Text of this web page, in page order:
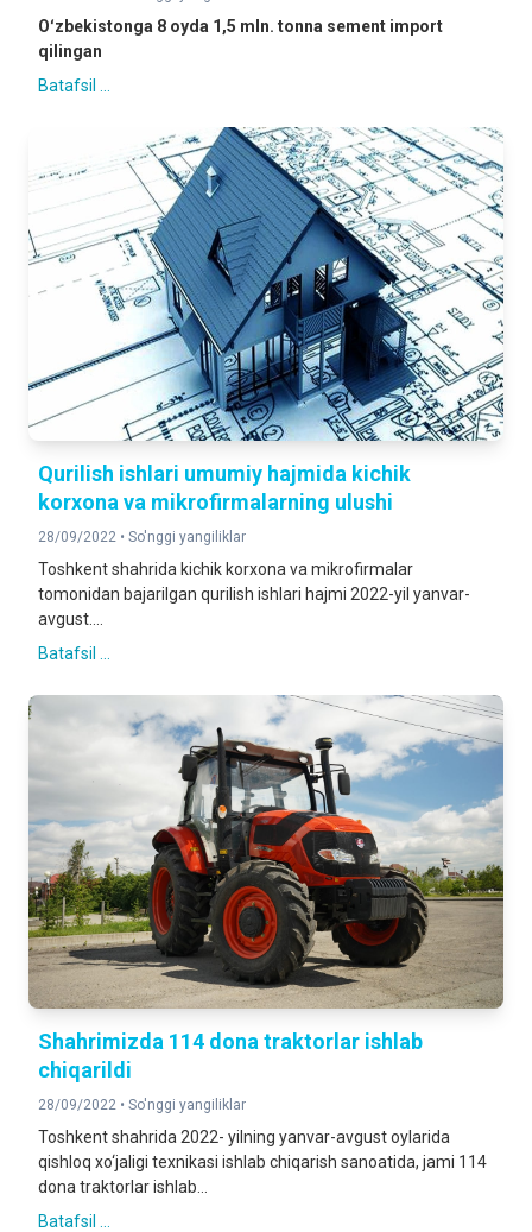
Oʻzbekistonga 8 oyda 1,5 mln. tonna sement import
qilingan
Batafsil ...
Qurilish ishlari umumiy hajmida kichik
korxona va mikrofirmalarning ulushi
28/09/2022 • So'nggi yangiliklar
Toshkent shahrida kichik korxona va mikrofirmalar
tomonidan bajarilgan qurilish ishlari hajmi 2022-yil yanvar-
avgust....
Batafsil ...
Shahrimizda 114 dona traktorlar ishlab
chiqarildi
28/09/2022 • So'nggi yangiliklar
Toshkent shahrida 2022- yilning yanvar-avgust oylarida
qishloq xo‘jaligi texnikasi ishlab chiqarish sanoatida, jami 114
dona traktorlar ishlab...
Batafsil ...